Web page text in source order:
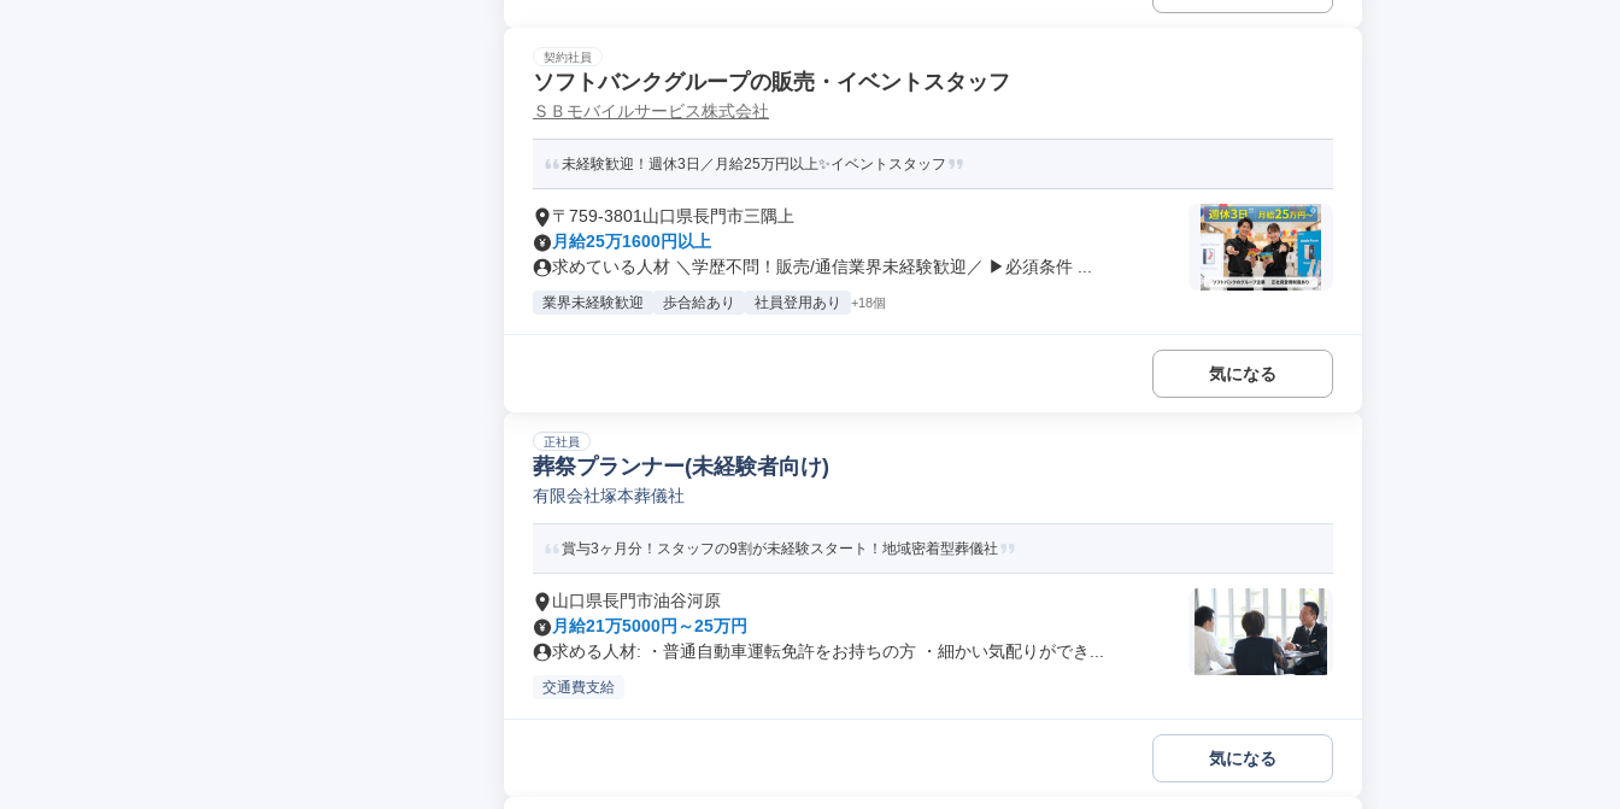
契約社員
ソフトバンクグループの販売・イベントスタッフ
ＳＢモバイルサービス株式会社
未経験歓迎！週休3日／月給25万円以上✨イベントスタッフ
〒759-3801山口県長門市三隅上
月給25万1600円以上
求めている人材 ＼学歴不問！販売/通信業界未経験歓迎／ ▶必須条件 ...
業界未経験歓迎 歩合給あり 社員登用あり +18個
気になる
正社員
葬祭プランナー(未経験者向け)
有限会社塚本葬儀社
賞与3ヶ月分！スタッフの9割が未経験スタート！地域密着型葬儀社
山口県長門市油谷河原
月給21万5000円～25万円
求める人材: ・普通自動車運転免許をお持ちの方 ・細かい気配りができ...
交通費支給
気になる